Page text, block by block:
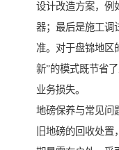
设计改造方案，例
器；最后是施工调
准。对于盘锦地区
新”的模式既节省
业务损失。
地磅保养与常见问
旧地磅的回收处